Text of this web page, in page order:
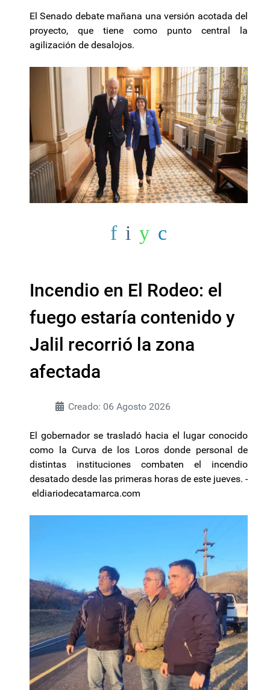
El Senado debate mañana una versión acotada del
proyecto, que tiene como punto central la
agilización de desalojos.
Incendio en El Rodeo: el
fuego estaría contenido y
Jalil recorrió la zona
afectada
Creado: 06 Agosto 2026
El gobernador se trasladó hacia el lugar conocido
como la Curva de los Loros donde personal de
distintas instituciones combaten el incendio
desatado desde las primeras horas de este jueves. -
eldiariodecatamarca.com